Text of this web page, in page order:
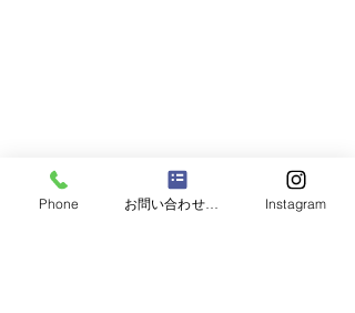
Phone お問い合わせフォーム Instagram